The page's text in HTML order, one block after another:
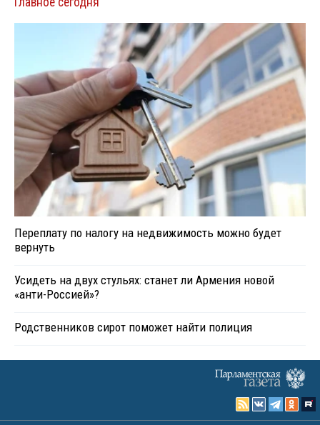
Переплату по налогу на недвижимость можно будет
вернуть
Усидеть на двух стульях: станет ли Армения новой
«анти-Россией»?
Родственников сирот поможет найти полиция